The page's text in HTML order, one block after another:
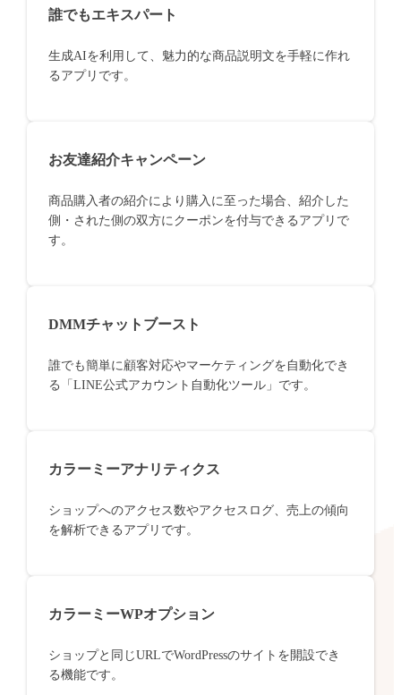
誰でもエキスパート
生成AIを利用して、魅力的な商品説明文を手軽に作れ
るアプリです。
お友達紹介キャンペーン
商品購入者の紹介により購入に至った場合、紹介した
側・された側の双方にクーポンを付与できるアプリで
す。
DMMチャットブースト
誰でも簡単に顧客対応やマーケティングを自動化でき
る「LINE公式アカウント自動化ツール」です。
カラーミーアナリティクス
ショップへのアクセス数やアクセスログ、売上の傾向
を解析できるアプリです。
カラーミーWPオプション
ショップと同じURLでWordPressのサイトを開設でき
る機能です。